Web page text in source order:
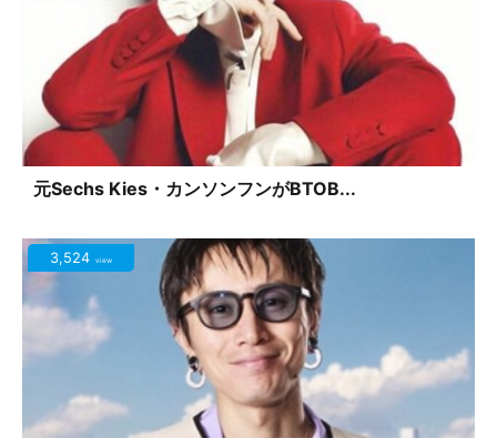
元Sechs Kies・カンソンフンがBTOB...
3,524 view